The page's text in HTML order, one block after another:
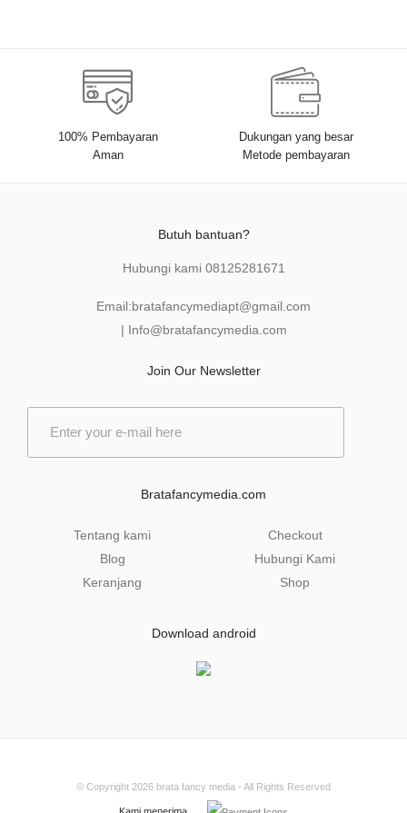
100% Pembayaran
Aman
Dukungan yang besar
Metode pembayaran
Butuh bantuan?
Hubungi kami 08125281671
Email:bratafancymediapt@gmail.com
| Info@bratafancymedia.com
Join Our Newsletter
Bratafancymedia.com
Tentang kami
Blog
Keranjang
Checkout
Hubungi Kami
Shop
Download android
© Copyright 2026 brata fancy media - All Rights Reserved